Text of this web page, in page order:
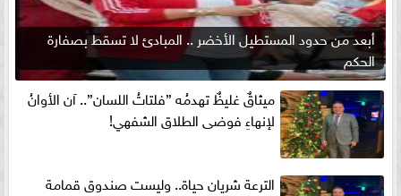
أبعد من حدود المستطيل الأخضر .. المبادئ لا تسقط بصفارة
الحكم
ميثاقٌ غليظٌ تهدمُه ”فلتاتُ اللسان”.. آن الأوانُ
لإنهاءِ فوضى الطلاق الشفهي!
الترعة شريان حياة.. وليست صندوق قمامة